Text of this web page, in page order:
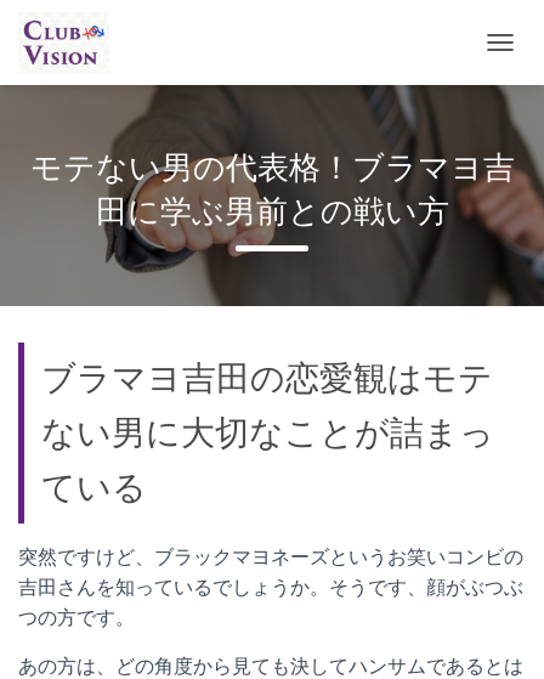
ビ
ゲ
ー
シ
ョ
を
切
替
モテない男の代表格！ブラマヨ吉
田に学ぶ男前との戦い方
ブラマヨ吉田の恋愛観はモテ
ない男に大切なことが詰まっ
ている
突然ですけど、ブラックマヨネーズというお笑いコンビの
吉田さんを知っているでしょうか。そうです、顔がぶつぶ
つの方です。
あの方は、どの角度から見ても決してハンサムであるとは